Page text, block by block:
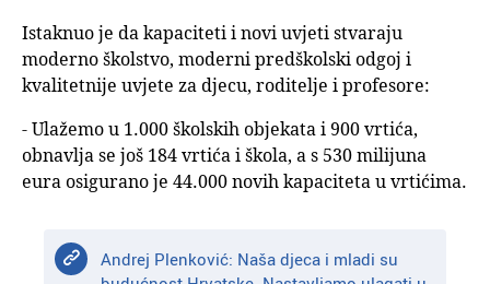
Istaknuo je da kapaciteti i novi uvjeti stvaraju
moderno školstvo, moderni predškolski odgoj i
kvalitetnije uvjete za djecu, roditelje i profesore:
- Ulažemo u 1.000 školskih objekata i 900 vrtića,
obnavlja se još 184 vrtića i škola, a s 530 milijuna
eura osigurano je 44.000 novih kapaciteta u vrtićima.
Andrej Plenković: Naša djeca i mladi su